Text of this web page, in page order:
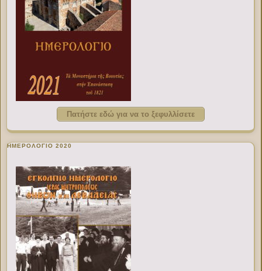
Πατήστε εδώ για να το ξεφυλλίσετε
ΗΜΕΡΟΛΟΓΙΟ 2020